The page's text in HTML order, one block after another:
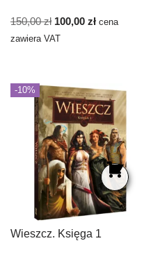
150,00zł 100,00 zł cena
zawiera VAT
-10%
Wieszcz. Księga 1